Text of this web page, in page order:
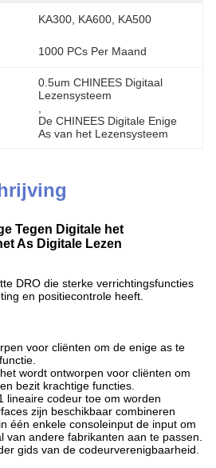
KA300, KA600, KA500
1000 PCs Per Maand
0.5um CHINEES Digitaal
Lezensysteem
De CHINEES Digitale Enige
As van het Lezensysteem
Tegen Digitale het
As Digitale Lezen
DRO die sterke verrichtingsfuncties
en positiecontrole heeft.
voor cliënten om de enige as te
wordt ontworpen voor cliënten om
bezit krachtige functies.
lineaire codeur toe om worden
zijn beschikbaar combineren
één enkele consoleinput de input om
van andere fabrikanten aan te passen.
gids van de codeurverenigbaarheid.